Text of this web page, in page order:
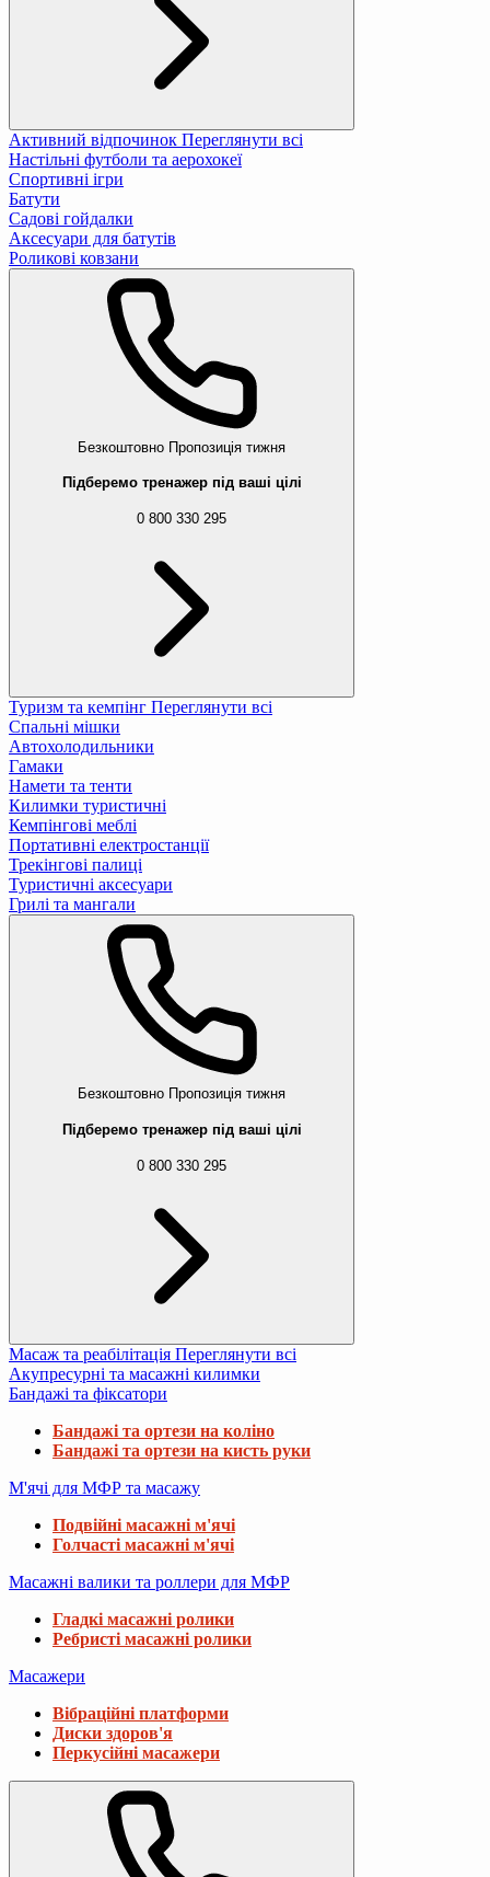
Активний відпочинок Переглянути всі
Настільні футболи та аерохокеї
Спортивні ігри
Батути
Садові гойдалки
Аксесуари для батутів
Роликові ковзани
Безкоштовно Пропозиція тижня
Підберемо тренажер під ваші цілі
0 800 330 295
Туризм та кемпінг Переглянути всі
Спальні мішки
Автохолодильники
Гамаки
Намети та тенти
Килимки туристичні
Кемпінгові меблі
Портативні електростанції
Трекінгові палиці
Туристичні аксесуари
Грилі та мангали
Безкоштовно Пропозиція тижня
Підберемо тренажер під ваші цілі
0 800 330 295
Масаж та реабілітація Переглянути всі
Акупресурні та масажні килимки
Бандажі та фіксатори
Бандажі та ортези на коліно
Бандажі та ортези на кисть руки
М'ячі для МФР та масажу
Подвійні масажні м'ячі
Голчасті масажні м'ячі
Масажні валики та роллери для МФР
Гладкі масажні ролики
Ребристі масажні ролики
Масажери
Вібраційні платформи
Диски здоров'я
Перкусійні масажери